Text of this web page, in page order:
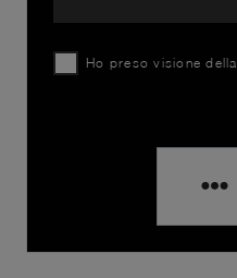
Ho preso visione della